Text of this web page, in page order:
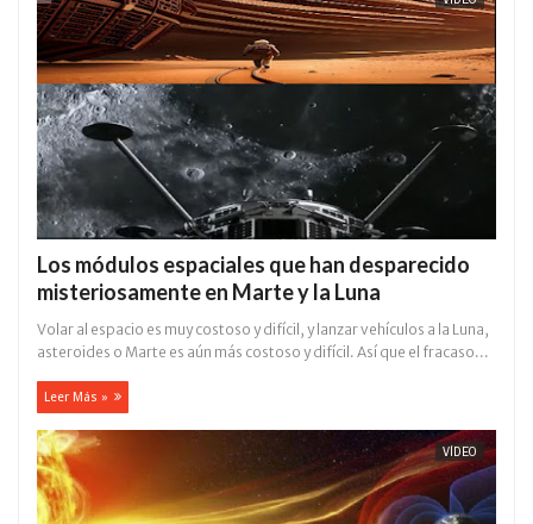
Los módulos espaciales que han desparecido
misteriosamente en Marte y la Luna
Volar al espacio es muy costoso y difícil, y lanzar vehículos a la Luna,
asteroides o Marte es aún más costoso y difícil. Así que el fracaso...
Leer Más »
VÍDEO